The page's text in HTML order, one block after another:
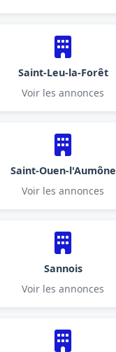
Saint-Leu-la-Forêt
Voir les annonces
Saint-Ouen-l'Aumône
Voir les annonces
Sannois
Voir les annonces